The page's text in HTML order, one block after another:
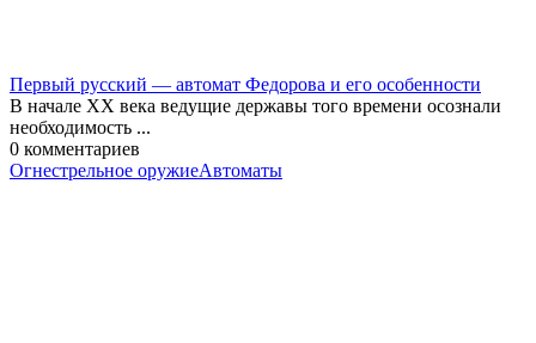
Первый русский — автомат Федорова и его особенности
В начале XX века ведущие державы того времени осознали
необходимость ...
0 комментариев
Огнестрельное оружиеАвтоматы